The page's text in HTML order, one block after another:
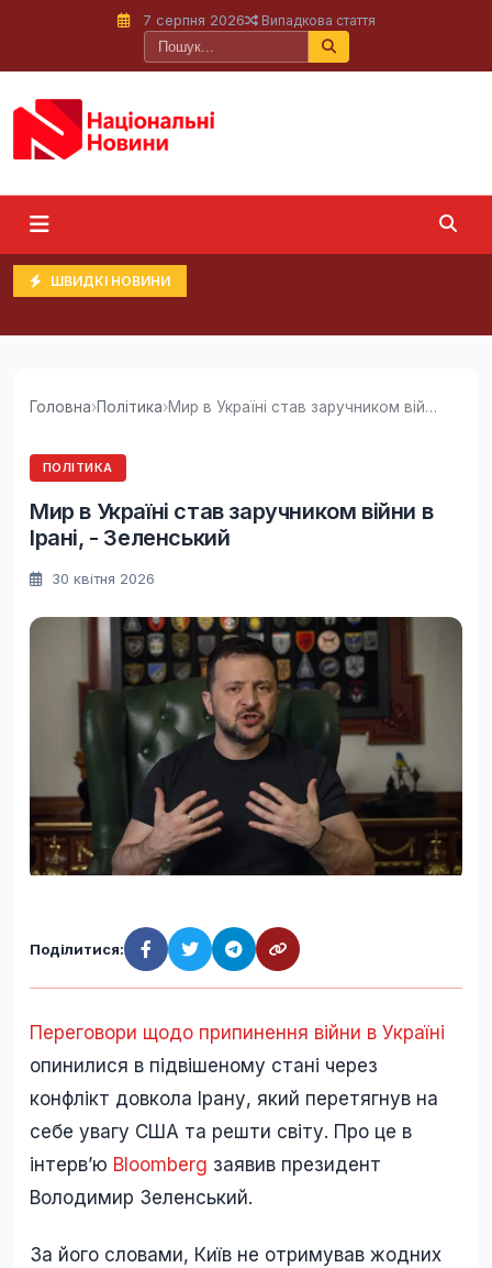
7 серпня 2026 Випадкова стаття
ШВИДКІ НОВИНИ
Головна›Політика› Мир в Україні став заручником війни в Ірані, -...
ПОЛІТИКА
Мир в Україні став заручником війни в
Ірані, - Зеленський
30 квітня 2026
Поділитися:
Переговори щодо припинення війни в Україні
опинилися в підвішеному стані через
конфлікт довкола Ірану, який перетягнув на
себе увагу США та решти світу. Про це в
інтерв’ю Bloomberg заявив президент
Володимир Зеленський.
За його словами, Київ не отримував жодних